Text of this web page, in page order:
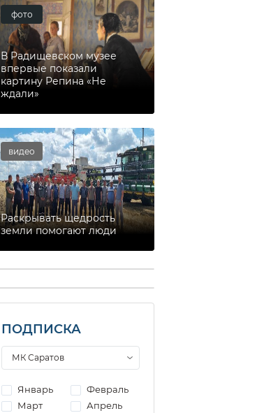
фото
В Радищевском музее
впервые показали
картину Репина «Не
ждали»
видео
Раскрывать щедрость
земли помогают люди
ПОДПИСКА
Январь
Февраль
Март
Апрель